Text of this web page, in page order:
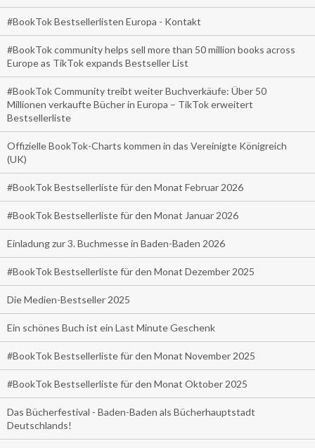
#BookTok Bestsellerlisten Europa - Kontakt
#BookTok community helps sell more than 50 million books across
Europe as TikTok expands Bestseller List
#BookTok Community treibt weiter Buchverkäufe: Über 50
Millionen verkaufte Bücher in Europa – TikTok erweitert
Bestsellerliste
Offizielle BookTok-Charts kommen in das Vereinigte Königreich
(UK)
#BookTok Bestsellerliste für den Monat Februar 2026
#BookTok Bestsellerliste für den Monat Januar 2026
Einladung zur 3. Buchmesse in Baden-Baden 2026
#BookTok Bestsellerliste für den Monat Dezember 2025
Die Medien-Bestseller 2025
Ein schönes Buch ist ein Last Minute Geschenk
#BookTok Bestsellerliste für den Monat November 2025
#BookTok Bestsellerliste für den Monat Oktober 2025
Das Bücherfestival - Baden-Baden als Bücherhauptstadt
Deutschlands!